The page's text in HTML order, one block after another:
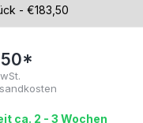
ca. 2 - 3 Wochen